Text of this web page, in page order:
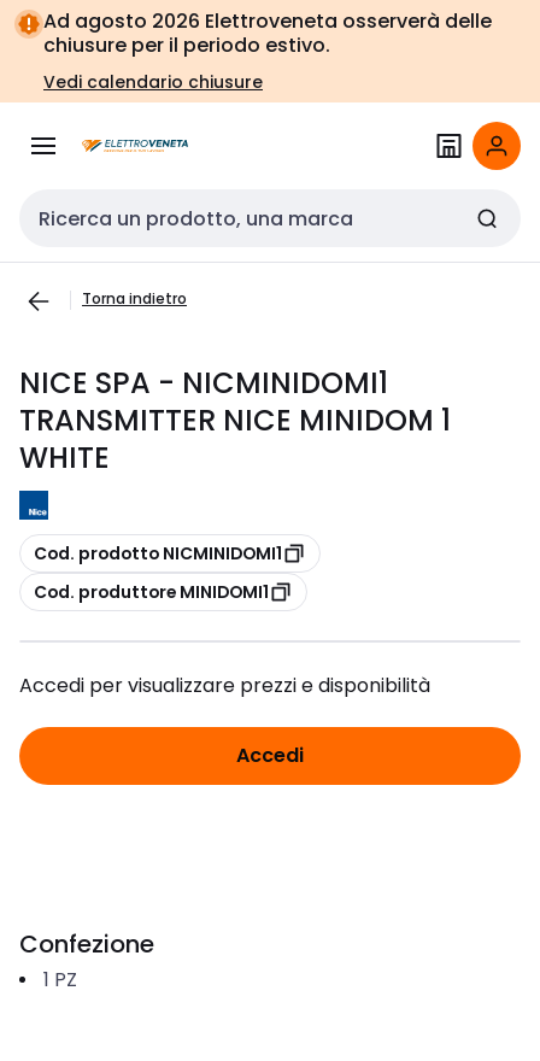
Vai alla
navigazione
Vai
alla
pagina
Ad agosto 2026 Elettroveneta osserverà delle
chiusure per il periodo estivo.
Vedi calendario chiusure
Cerca input
Torna indietro
NICE SPA - NICMINIDOMI1
TRANSMITTER NICE MINIDOM 1
WHITE
copia
Cod. prodotto NICMINIDOMI1
copia
Cod. produttore MINIDOMI1
Accedi per visualizzare prezzi e disponibilità
Accedi
Confezione
1 PZ